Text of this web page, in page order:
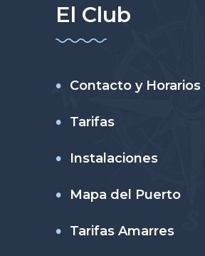
El Club
Contacto y Horarios
Tarifas
Instalaciones
Mapa del Puerto
Tarifas Amarres